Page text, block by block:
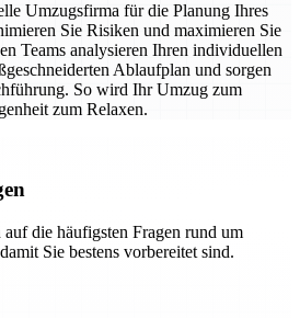
Umzugsfirma für die Planung Ihres
Sie Risiken und maximieren Sie
Teams analysieren Ihren individuellen
Ablaufplan und sorgen
So wird Ihr Umzug zum
zum Relaxen.
die häufigsten Fragen rund um
Sie bestens vorbereitet sind.